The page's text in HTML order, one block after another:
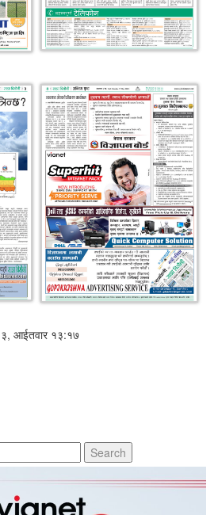
आईतवार १३:१७